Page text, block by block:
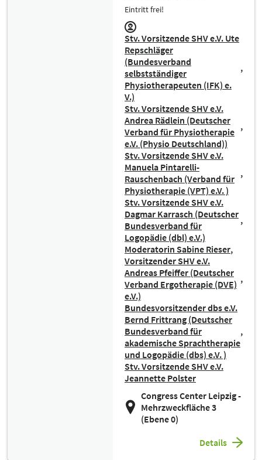
Eintritt frei!
Stv. Vorsitzende SHV e.V. Ute
Repschläger
(Bundesverband
selbstständiger
Physiotherapeuten (IFK) e.
V.)
Stv. Vorsitzende SHV e.V.
Andrea Rädlein (Deutscher
Verband für Physiotherapie
e.V. (Physio Deutschland))
Stv. Vorsitzende SHV e.V.
Manuela Pintarelli-
Rauschenbach (Verband für
Physiotherapie (VPT) e.V. )
Stv. Vorsitzende SHV e.V.
Dagmar Karrasch (Deutscher
Bundesverband für
Logopädie (dbl) e.V.)
Moderatorin Sabine Rieser
Vorsitzender SHV e.V.
Andreas Pfeiffer (Deutscher
Verband Ergotherapie (DVE)
e.V.)
Bundesvorsitzender dbs e.V.
Bernd Frittrang (Deutscher
Bundesverband für
akademische Sprachtherapie
und Logopädie (dbs) e.V. )
Stv. Vorsitzende SHV e.V.
Jeannette Polster
Congress Center Leipzig -
Mehrzweckfläche 3
(Ebene 0)
Details